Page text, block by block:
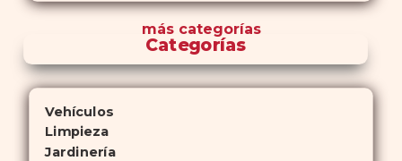
máscategorías
Categorías
Vehículos
Limpieza
Jardinería